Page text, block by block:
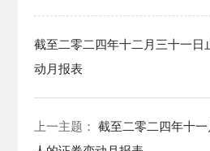
截至二零二四年十二月三十一日
动月报表
上一主题：截至二零二四年十